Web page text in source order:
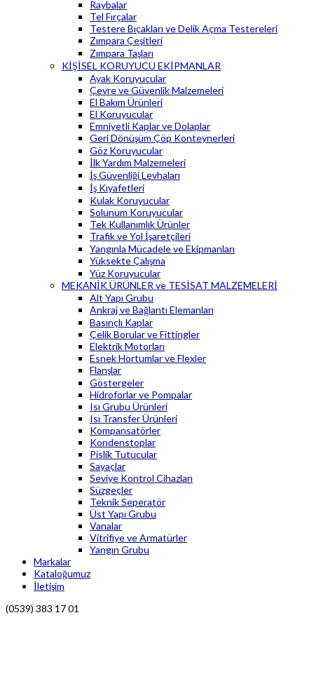
Raybalar
Tel Fırçalar
Testere Bıçakları ve Delik Açma Testereleri
Zımpara Çeşitleri
Zımpara Taşları
KİŞİSEL KORUYUCU EKİPMANLAR
Ayak Koruyucular
Çevre ve Güvenlik Malzemeleri
El Bakım Ürünleri
El Koruyucular
Emniyetli Kaplar ve Dolaplar
Geri Dönüşüm Çöp Konteynerleri
Göz Koruyucular
İlk Yardım Malzemeleri
İş Güvenliği Levhaları
İş Kıyafetleri
Kulak Koruyucular
Solunum Koruyucular
Tek Kullanımlık Ürünler
Trafik ve Yol İşaretçileri
Yangınla Mücadele ve Ekipmanları
Yüksekte Çalışma
Yüz Koruyucular
MEKANİK ÜRÜNLER ve TESİSAT MALZEMELERİ
Alt Yapı Grubu
Ankraj ve Bağlantı Elemanları
Basınçlı Kaplar
Çelik Borular ve Fittingler
Elektrik Motorları
Esnek Hortumlar ve Flexler
Flanşlar
Göstergeler
Hidroforlar ve Pompalar
Isı Grubu Ürünleri
Isı Transfer Ürünleri
Kompansatörler
Kondenstoplar
Pislik Tutucular
Sayaçlar
Seviye Kontrol Cihazları
Süzgeçler
Teknik Seperatör
Üst Yapı Grubu
Vanalar
Vitrifiye ve Armatürler
Yangın Grubu
Markalar
Kataloğumuz
İletişim
(0539) 383 17 01